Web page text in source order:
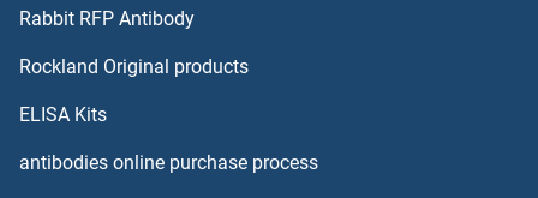
SNF8 Anticorps
Rabbit RFP Antibody
Rockland Original products
ELISA Kits
antibodies online purchase process